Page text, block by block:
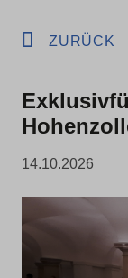
ZURÜCK
14.10.2026